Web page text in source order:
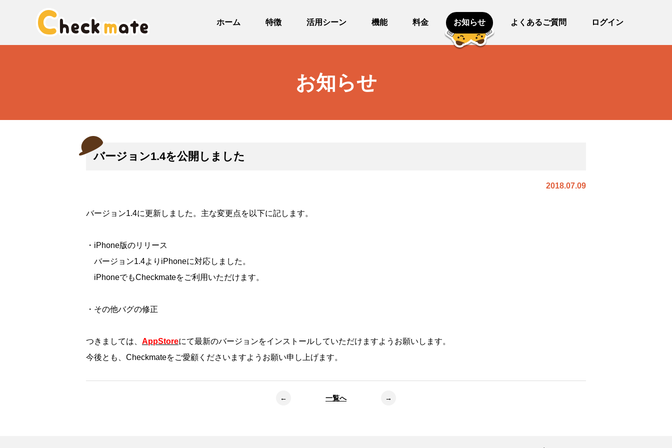
ホーム 特徴 活用シーン 機能 料金 お知らせ よくあるご質問 ログイン
お知らせ
バージョン1.4を公開しました
2018.07.09
バージョン1.4に更新しました。主な変更点を以下に記します。
・iPhone版のリリース
バージョン1.4よりiPhoneに対応しました。
iPhoneでもCheckmateをご利用いただけます。
・その他バグの修正
つきましては、 AppStoreにて最新のバージョンをインストールしていただけますようお願いします。
今後とも、Checkmateをご愛顧くださいますようお願い申し上げます。
← 一覧へ →